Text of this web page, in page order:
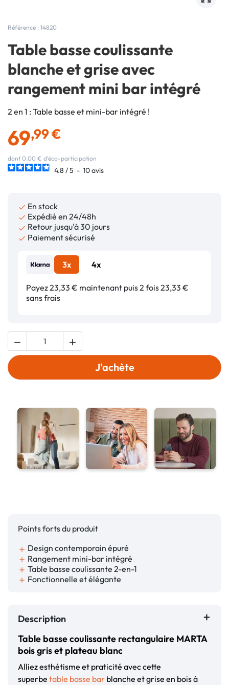
Référence : 14820
Table basse coulissante
blanche et grise avec
rangement mini bar intégré
2 en 1 : Table basse et mini-bar intégré !
69,99 €
dont 0.00 € d'éco-participation
4.8 /5 - 10avis
 En stock
 Expédié en 24/48h
 Retour jusqu'à 30 jours
 Paiement sécurisé
3x 4x
Payez 23,33 € maintenant puis 2 fois 23,33 €
sans frais
 
J'achète
Points forts du produit
add Design contemporain épuré
add Rangement mini-bar intégré
add Table basse coulissante 2-en-1
add Fonctionnelle et élégante
Description
Table basse coulissante rectangulaire MARTA
bois gris et plateau blanc
Alliez esthétisme et praticité avec cette
superbe table basse bar blanche et grise en bois à